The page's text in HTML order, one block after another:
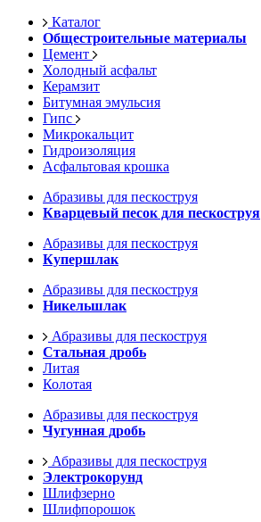
Каталог
Общестроительные материалы
Цемент
Холодный асфальт
Керамзит
Битумная эмульсия
Гипс
Микрокальцит
Гидроизоляция
Асфальтовая крошка
Абразивы для пескоструя
Кварцевый песок для пескоструя
Абразивы для пескоструя
Купершлак
Абразивы для пескоструя
Никельшлак
Абразивы для пескоструя
Стальная дробь
Литая
Колотая
Абразивы для пескоструя
Чугунная дробь
Абразивы для пескоструя
Электрокорунд
Шлифзерно
Шлифпорошок